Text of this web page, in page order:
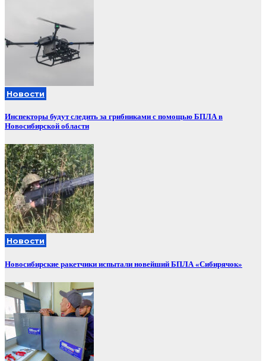
Новости
Инспекторы будут следить за грибниками с помощью БПЛА в
Новосибирской области
Новости
Новосибирские ракетчики испытали новейший БПЛА «Сибирячок»